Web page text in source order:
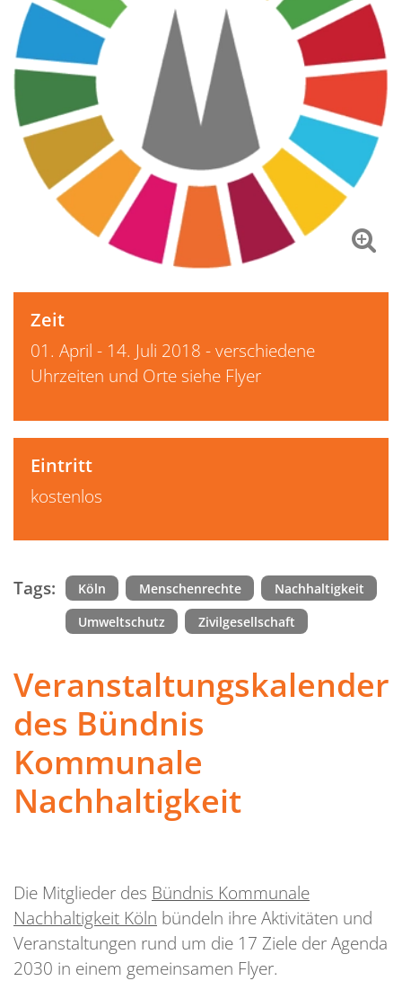
Zeit
01. April - 14. Juli 2018 - verschiedene
Uhrzeiten und Orte siehe Flyer
Eintritt
kostenlos
Tags: Köln Menschenrechte
Nachhaltigkeit
Umweltschutz
Zivilgesellschaft
Veranstaltungskalender
des Bündnis
Kommunale
Nachhaltigkeit
Die Mitglieder des Bündnis Kommunale
Nachhaltigkeit Köln bündeln ihre Aktivitäten und
Veranstaltungen rund um die 17 Ziele der Agenda
2030 in einem gemeinsamen Flyer.